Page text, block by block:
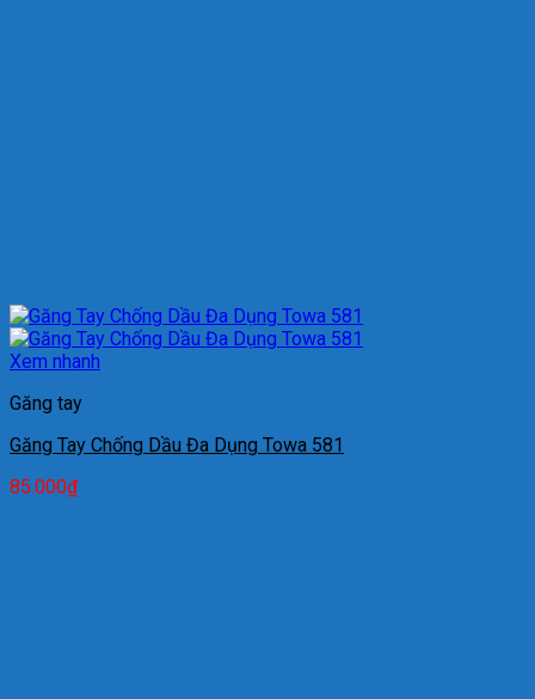
Xem nhanh
Găng tay
Găng Tay Chống Dầu Đa Dụng Towa 581
85.000₫